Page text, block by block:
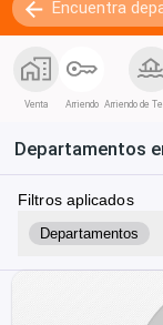
Venta Arriendo Arriendo de
Departamentos
Filtros aplicados
Departamentos